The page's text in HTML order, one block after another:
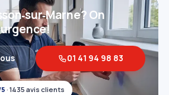
· 1435 avis clients
On
01 41 94 98 83